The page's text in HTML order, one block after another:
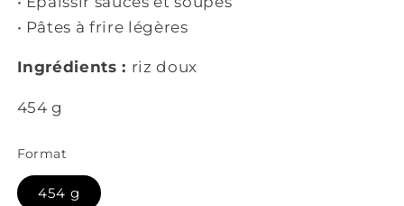
• Pâtes à frire légères
Ingrédients : riz doux
454 g
Format
454 g